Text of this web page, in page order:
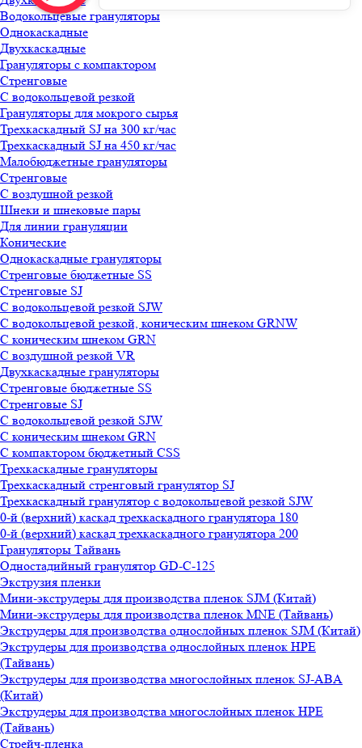
Водокольцевые грануляторы
Однокаскадные
Двухкаскадные
Грануляторы с компактором
Стренговые
С водокольцевой резкой
Грануляторы для мокрого сырья
Трехкаскадный SJ на 300 кг/час
Трехкаскадный SJ на 450 кг/час
Малобюджетные грануляторы
Стренговые
С воздушной резкой
Шнеки и шнековые пары
Для линии грануляции
Конические
Однокаскадные грануляторы
Стренговые бюджетные SS
Стренговые SJ
С водокольцевой резкой SJW
С водокольцевой резкой, коническим шнеком GRNW
С коническим шнеком GRN
С воздушной резкой VR
Двухкаскадные грануляторы
Стренговые бюджетные SS
Стренговые SJ
С водокольцевой резкой SJW
С коническим шнеком GRN
С компактором бюджетный CSS
Трехкаскадные грануляторы
Трехкаскадный стренговый гранулятор SJ
Трехкаскадный гранулятор с водокольцевой резкой SJW
0-й (верхний) каскад трехкаскадного гранулятора 180
0-й (верхний) каскад трехкаскадного гранулятора 200
Грануляторы Тайвань
Одностадийный гранулятор GD-C-125
Экструзия пленки
Мини-экструдеры для производства пленок SJM (Китай)
Мини-экструдеры для производства пленок MNE (Тайвань)
Экструдеры для производства однослойных пленок SJM (Китай)
Экструдеры для производства однослойных пленок HPE
(Тайвань)
Экструдеры для производства многослойных пленок SJ-ABA
(Китай)
Экструдеры для производства многослойных пленок HPE
(Тайвань)
Стрейч-пленка